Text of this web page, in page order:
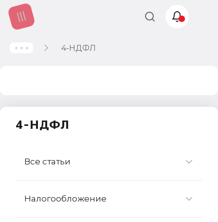
4-НДФЛ
4-НДФЛ
Все статьи
Налогообложение
Учет и